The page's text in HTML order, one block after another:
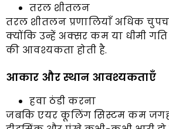
तरल शीतलन
तरल शीतलन प्रणालियाँ अधिक
क्योंकि उन्हें अक्सर कम या धीमी
की आवश्यकता होती है.
आकार और स्थान आवश्यकताएँ
हवा ठंडी करना
जबकि एयर कूलिंग सिस्टम कम